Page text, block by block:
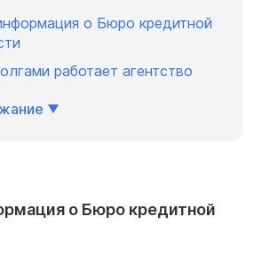
о Бюро кредитной
работает агентство
о Бюро кредитной